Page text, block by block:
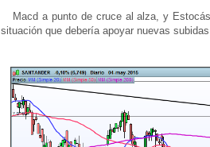
Macd a punto de cruce al alza, y
situación que debería apoyar nuevas